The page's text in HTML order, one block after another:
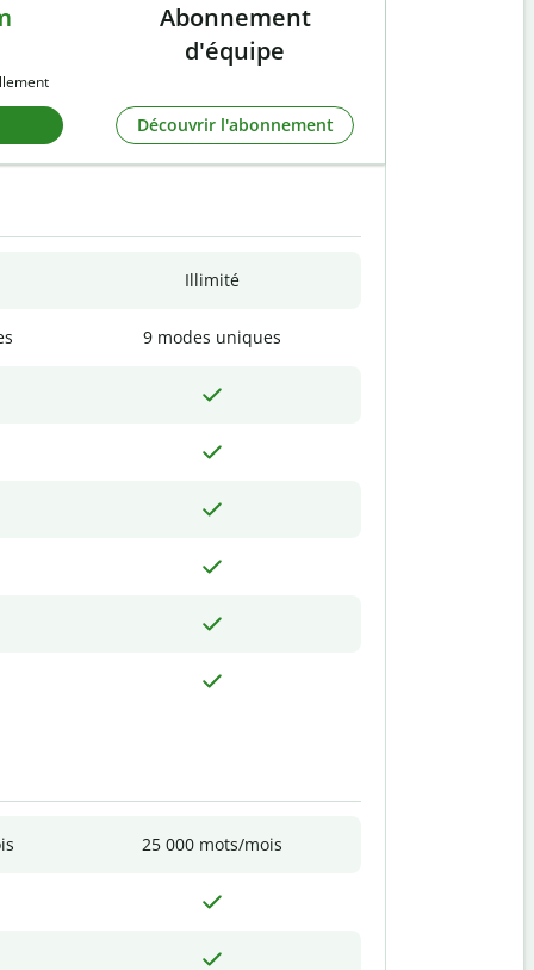
Abonnement
d'équipe
Découvrir l'abonnement
Illimité
9 modes uniques
25 000 mots/mois